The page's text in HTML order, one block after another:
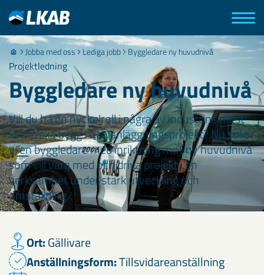
Jobba med oss Lediga jobb Byggledare ny huvudnivå
Projektledning
Byggledare ny huvudnivå
Vill du ha en nyckelroll i några av industrins mest
komplexa bygg- och anläggningsprojekt? Nu söker
vi en byggledare med inriktning mot ny huvudnivå
som vill vara med och driva projekt i en
verksamhet under stark utveckling och
omställning.
Ort:Gällivare
Anställningsform:Tillsvidareanställning